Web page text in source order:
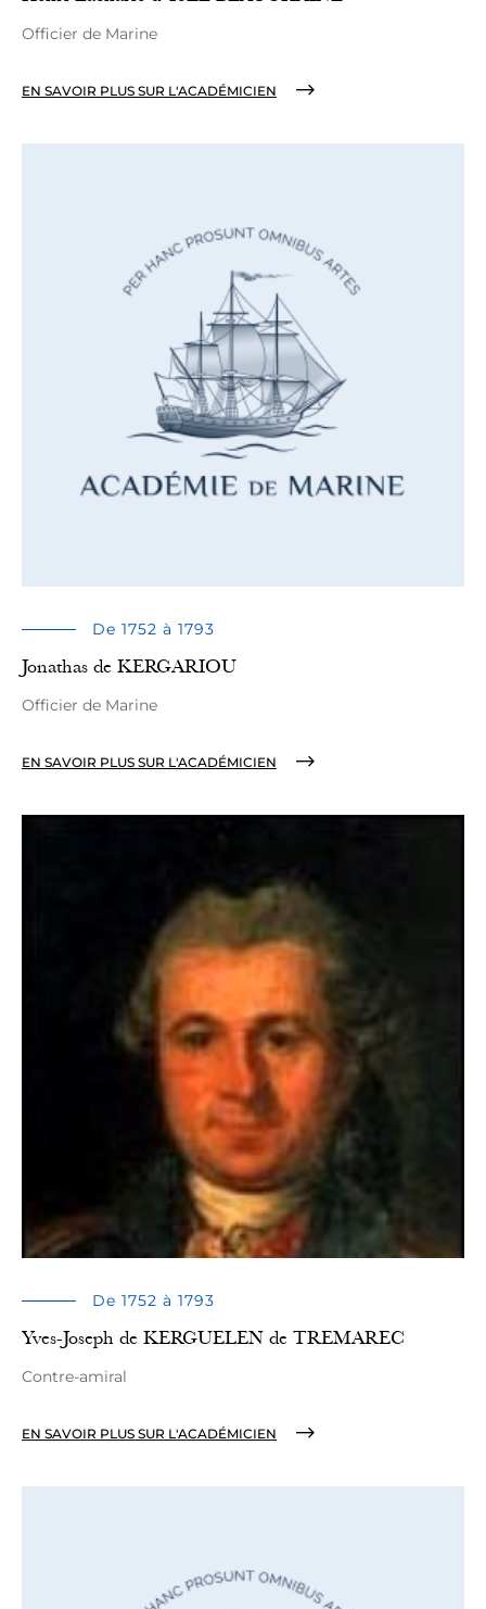
Officier de Marine
EN SAVOIR PLUS SUR L'ACADÉMICIEN
De 1752 à 1793
Jonathas de KERGARIOU
Officier de Marine
EN SAVOIR PLUS SUR L'ACADÉMICIEN
De 1752 à 1793
Yves-Joseph de KERGUELEN de TREMAREC
Contre-amiral
EN SAVOIR PLUS SUR L'ACADÉMICIEN